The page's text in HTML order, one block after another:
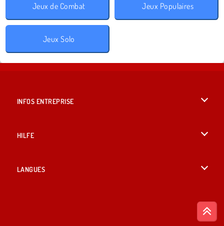
Jeux de Combat Jeux Populaires
Jeux Solo
INFOS ENTREPRISE
HILFE
LANGUES